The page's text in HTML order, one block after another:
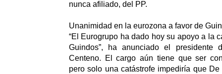
nunca afiliado, del PP.
Unanimidad en la eurozona a favor de
“El Eurogrupo ha dado hoy su apoyo a la
Guindos”, ha anunciado el presidente
Centeno. El cargo aún tiene que ser
pero solo una catástrofe impediría que